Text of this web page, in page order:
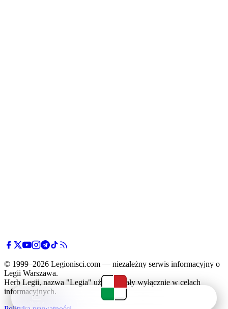
© 1999–2026 Legionisci.com — niezależny serwis informacyjny o
Legii Warszawa.
Herb Legii, nazwa "Legia" użyte zostały wyłącznie w celach
informacyjnych.